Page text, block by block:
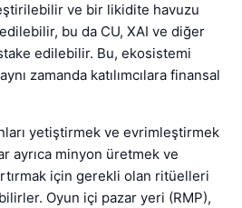
ve bir likidite havuzu
bu da CU, XAI ve diğer
edilebilir. Bu, ekosistemi
zamanda katılımcılara finansal
yetiştirmek ve evrimleştirmek
ayrıca minyon üretmek ve
için gerekli olan ritüelleri
Oyun içi pazar yeri (RMP),